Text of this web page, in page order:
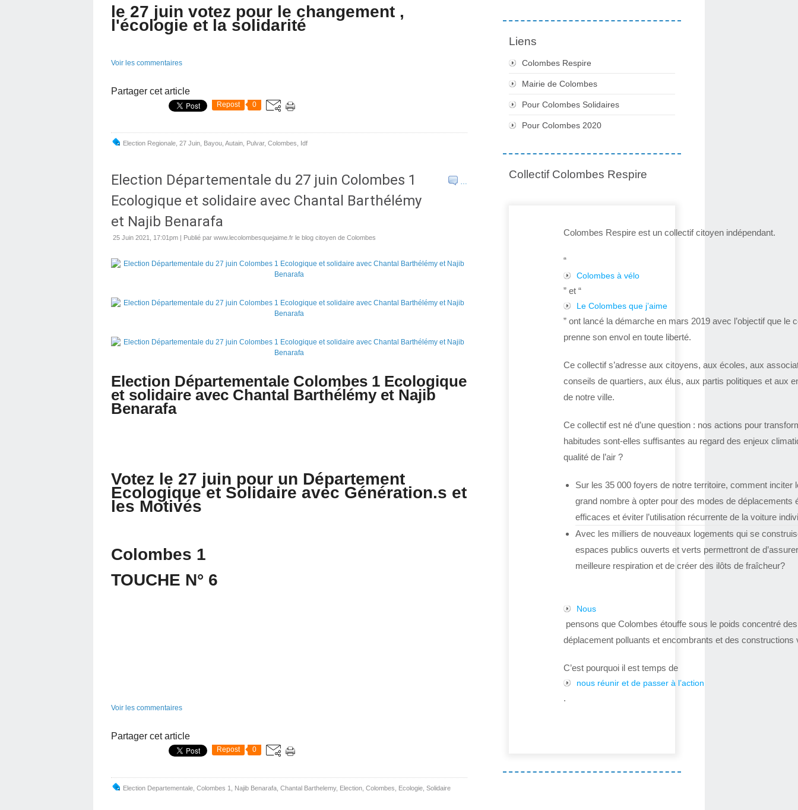
le 27 juin votez pour le changement ,
l'écologie et la solidarité
Voir les commentaires
Partager cet article
Repost 0
Election Regionale 27 Juin Bayou Autain Pulvar, Colombes Idf
…
Election Départementale du 27 juin Colombes 1
Ecologique et solidaire avec Chantal Barthélémy
et Najib Benarafa
25 Juin 2021, 17:01pm | Publié par www.lecolombesquejaime.fr le blog citoyen de Colombes
Election Départementale Colombes 1 Ecologique
et solidaire avec Chantal Barthélémy et Najib
Benarafa
Votez le 27 juin pour un Département
Ecologique et Solidaire avec Génération.s et
les Motivés
Colombes 1
TOUCHE N° 6
Voir les commentaires
Partager cet article
Repost 0
Election Departementale Colombes 1 Najib Benarafa Chantal Barthelemy, Election Colombes Ecologie Solidaire
Liens
Colombes Respire
Mairie de Colombes
Pour Colombes Solidaires
Pour Colombes 2020
Collectif Colombes Respire
Colombes Respire est un collectif citoyen indépendant.
“
Colombes à vélo
” et “
Le Colombes que j’aime
” ont lancé la démarche en mars 2019 avec l’objectif que le
prenne son envol en toute liberté.
Ce collectif s’adresse aux citoyens, aux écoles, aux
conseils de quartiers, aux élus, aux partis politiques et aux
de notre ville.
Ce collectif est né d’une question : nos actions pour
habitudes sont-elles suffisantes au regard des enjeux
qualité de l’air ?
Sur les 35 000 foyers de notre territoire, comment inciter
grand nombre à opter pour des modes de déplacements
efficaces et éviter l’utilisation récurrente de la voiture
Avec les milliers de nouveaux logements qui se
espaces publics ouverts et verts permettront de
meilleure respiration et de créer des ilôts de fraîcheur?
Nous
pensons que Colombes étouffe sous le poids concentré
déplacement polluants et encombrants et des constructions
C’est pourquoi il est temps de
nous réunir et de passer à l’action
.